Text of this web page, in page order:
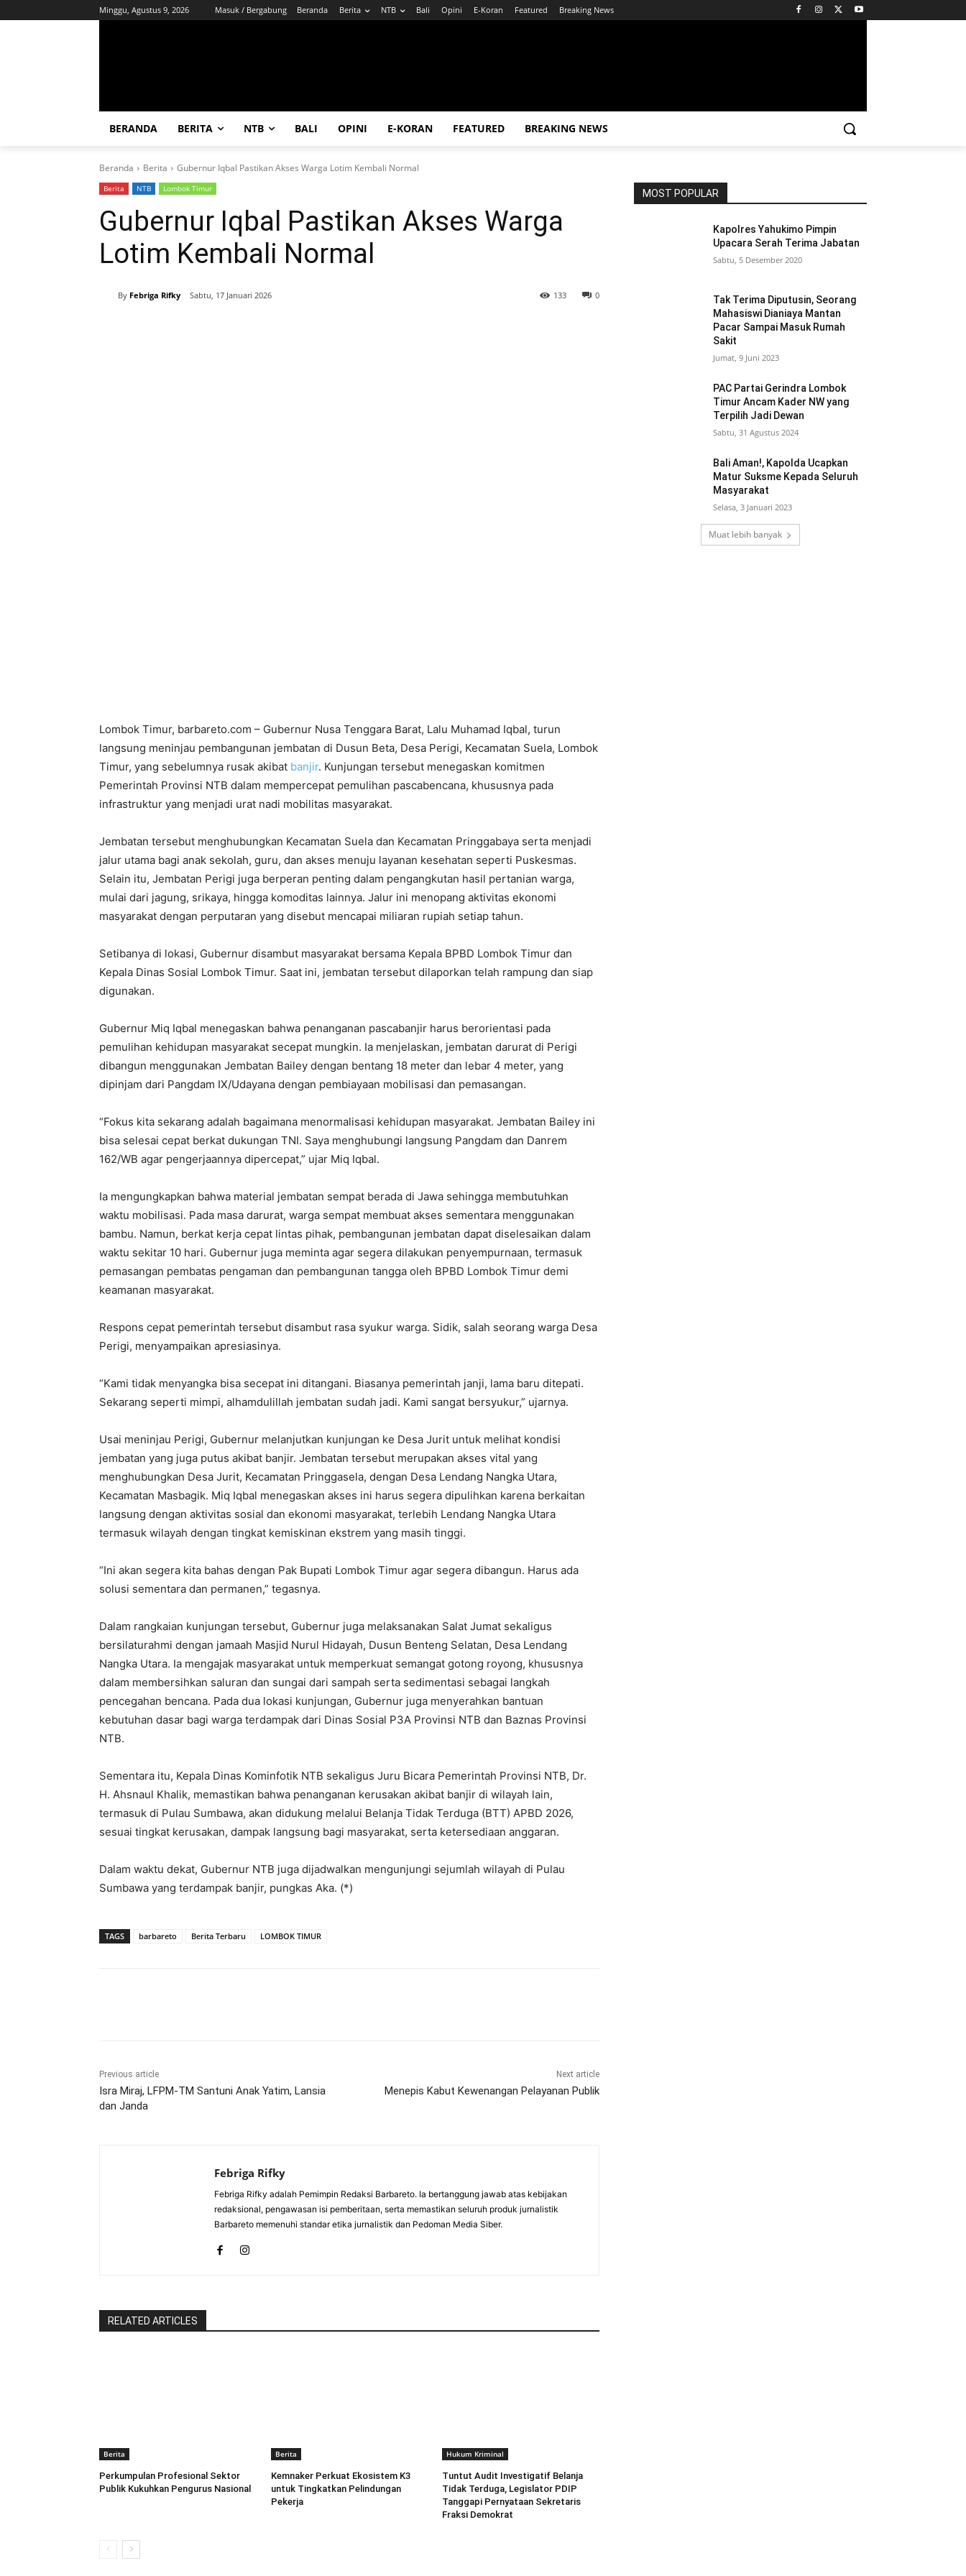
Minggu, Agustus 9, 2026 Masuk / Bergabung Beranda Berita NTB Bali Opini E-Koran Featured Breaking News
BERANDA BERITA NTB BALI OPINI E-KORAN FEATURED BREAKING NEWS
Beranda Berita Gubernur Iqbal Pastikan Akses Warga Lotim Kembali Normal
Berita NTB Lombok Timur
Gubernur Iqbal Pastikan Akses Warga
Lotim Kembali Normal
By Febriga Rifky Sabtu, 17 Januari 2026 0
133
Lombok Timur, barbareto.com – Gubernur Nusa Tenggara Barat, Lalu Muhamad Iqbal, turun
langsung meninjau pembangunan jembatan di Dusun Beta, Desa Perigi, Kecamatan Suela, Lombok
Timur, yang sebelumnya rusak akibat banjir. Kunjungan tersebut menegaskan komitmen
Pemerintah Provinsi NTB dalam mempercepat pemulihan pascabencana, khususnya pada
infrastruktur yang menjadi urat nadi mobilitas masyarakat.
Jembatan tersebut menghubungkan Kecamatan Suela dan Kecamatan Pringgabaya serta menjadi
jalur utama bagi anak sekolah, guru, dan akses menuju layanan kesehatan seperti Puskesmas.
Selain itu, Jembatan Perigi juga berperan penting dalam pengangkutan hasil pertanian warga,
mulai dari jagung, srikaya, hingga komoditas lainnya. Jalur ini menopang aktivitas ekonomi
masyarakat dengan perputaran yang disebut mencapai miliaran rupiah setiap tahun.
Setibanya di lokasi, Gubernur disambut masyarakat bersama Kepala BPBD Lombok Timur dan
Kepala Dinas Sosial Lombok Timur. Saat ini, jembatan tersebut dilaporkan telah rampung dan siap
digunakan.
Gubernur Miq Iqbal menegaskan bahwa penanganan pascabanjir harus berorientasi pada
pemulihan kehidupan masyarakat secepat mungkin. Ia menjelaskan, jembatan darurat di Perigi
dibangun menggunakan Jembatan Bailey dengan bentang 18 meter dan lebar 4 meter, yang
dipinjam dari Pangdam IX/Udayana dengan pembiayaan mobilisasi dan pemasangan.
“Fokus kita sekarang adalah bagaimana menormalisasi kehidupan masyarakat. Jembatan Bailey ini
bisa selesai cepat berkat dukungan TNI. Saya menghubungi langsung Pangdam dan Danrem
162/WB agar pengerjaannya dipercepat,” ujar Miq Iqbal.
Ia mengungkapkan bahwa material jembatan sempat berada di Jawa sehingga membutuhkan
waktu mobilisasi. Pada masa darurat, warga sempat membuat akses sementara menggunakan
bambu. Namun, berkat kerja cepat lintas pihak, pembangunan jembatan dapat diselesaikan dalam
waktu sekitar 10 hari. Gubernur juga meminta agar segera dilakukan penyempurnaan, termasuk
pemasangan pembatas pengaman dan pembangunan tangga oleh BPBD Lombok Timur demi
keamanan masyarakat.
Respons cepat pemerintah tersebut disambut rasa syukur warga. Sidik, salah seorang warga Desa
Perigi, menyampaikan apresiasinya.
“Kami tidak menyangka bisa secepat ini ditangani. Biasanya pemerintah janji, lama baru ditepati.
Sekarang seperti mimpi, alhamdulillah jembatan sudah jadi. Kami sangat bersyukur,” ujarnya.
Usai meninjau Perigi, Gubernur melanjutkan kunjungan ke Desa Jurit untuk melihat kondisi
jembatan yang juga putus akibat banjir. Jembatan tersebut merupakan akses vital yang
menghubungkan Desa Jurit, Kecamatan Pringgasela, dengan Desa Lendang Nangka Utara,
Kecamatan Masbagik. Miq Iqbal menegaskan akses ini harus segera dipulihkan karena berkaitan
langsung dengan aktivitas sosial dan ekonomi masyarakat, terlebih Lendang Nangka Utara
termasuk wilayah dengan tingkat kemiskinan ekstrem yang masih tinggi.
“Ini akan segera kita bahas dengan Pak Bupati Lombok Timur agar segera dibangun. Harus ada
solusi sementara dan permanen,” tegasnya.
Dalam rangkaian kunjungan tersebut, Gubernur juga melaksanakan Salat Jumat sekaligus
bersilaturahmi dengan jamaah Masjid Nurul Hidayah, Dusun Benteng Selatan, Desa Lendang
Nangka Utara. Ia mengajak masyarakat untuk memperkuat semangat gotong royong, khususnya
dalam membersihkan saluran dan sungai dari sampah serta sedimentasi sebagai langkah
pencegahan bencana. Pada dua lokasi kunjungan, Gubernur juga menyerahkan bantuan
kebutuhan dasar bagi warga terdampak dari Dinas Sosial P3A Provinsi NTB dan Baznas Provinsi
NTB.
Sementara itu, Kepala Dinas Kominfotik NTB sekaligus Juru Bicara Pemerintah Provinsi NTB, Dr.
H. Ahsnaul Khalik, memastikan bahwa penanganan kerusakan akibat banjir di wilayah lain,
termasuk di Pulau Sumbawa, akan didukung melalui Belanja Tidak Terduga (BTT) APBD 2026,
sesuai tingkat kerusakan, dampak langsung bagi masyarakat, serta ketersediaan anggaran.
Dalam waktu dekat, Gubernur NTB juga dijadwalkan mengunjungi sejumlah wilayah di Pulau
Sumbawa yang terdampak banjir, pungkas Aka. (*)
TAGS barbareto Berita Terbaru LOMBOK TIMUR
Previous article
Isra Miraj, LFPM-TM Santuni Anak Yatim, Lansia
dan Janda
Next article
Menepis Kabut Kewenangan Pelayanan Publik
Febriga Rifky
Febriga Rifky adalah Pemimpin Redaksi Barbareto. Ia bertanggung jawab atas kebijakan
redaksional, pengawasan isi pemberitaan, serta memastikan seluruh produk jurnalistik
Barbareto memenuhi standar etika jurnalistik dan Pedoman Media Siber.
RELATED ARTICLES
Berita
Perkumpulan Profesional Sektor
Publik Kukuhkan Pengurus Nasional
Berita
Kemnaker Perkuat Ekosistem K3
untuk Tingkatkan Pelindungan
Pekerja
Hukum Kriminal
Tuntut Audit Investigatif Belanja
Tidak Terduga, Legislator PDIP
Tanggapi Pernyataan Sekretaris
Fraksi Demokrat
MOST POPULAR
Kapolres Yahukimo Pimpin
Upacara Serah Terima Jabatan
Sabtu, 5 Desember 2020
Tak Terima Diputusin, Seorang
Mahasiswi Dianiaya Mantan
Pacar Sampai Masuk Rumah
Sakit
Jumat, 9 Juni 2023
PAC Partai Gerindra Lombok
Timur Ancam Kader NW yang
Terpilih Jadi Dewan
Sabtu, 31 Agustus 2024
Bali Aman!, Kapolda Ucapkan
Matur Suksme Kepada Seluruh
Masyarakat
Selasa, 3 Januari 2023
Muat lebih banyak